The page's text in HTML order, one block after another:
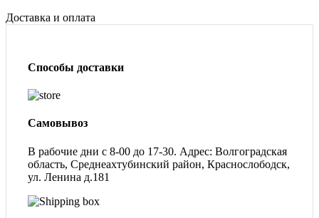
Доставка и оплата
Способы доставки
Самовывоз
В рабочие дни с 8-00 до 17-30. Адрес: Волгоградская
область, Среднеахтубинский район, Краснослободск,
ул. Ленина д.181